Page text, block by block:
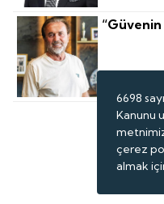
6698
Kanunu
çerez
almak